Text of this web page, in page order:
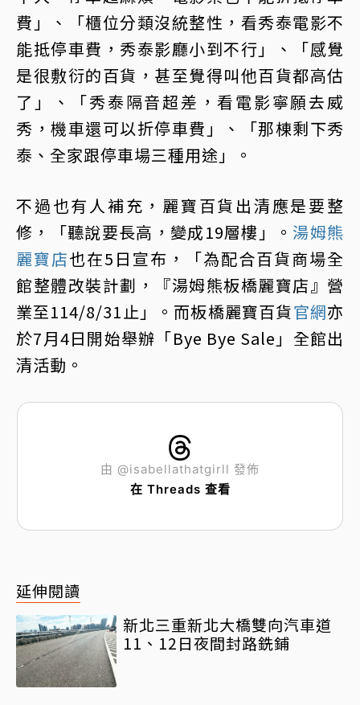
費」、「櫃位分類沒統整性，看秀泰電影不
能抵停車費，秀泰影廳小到不行」、「感覺
是很敷衍的百貨，甚至覺得叫他百貨都高估
了」、「秀泰隔音超差，看電影寧願去威
秀，機車還可以折停車費」、「那棟剩下秀
泰、全家跟停車場三種用途」。
不過也有人補充，麗寶百貨出清應是要整
修，「聽說要長高，變成19層樓」。 湯姆熊
麗寶店也在5日宣布，「為配合百貨商場全
館整體改裝計劃，『湯姆熊板橋麗寶店』營
業至114/8/31止」。而板橋麗寶百貨官網亦
於7月4日開始舉辦「Bye Bye Sale」全館出
清活動。
由 @isabellathatgirll 發佈
在 Threads 查看
延伸閱讀
新北三重新北大橋雙向汽車道
11、12日夜間封路銑鋪